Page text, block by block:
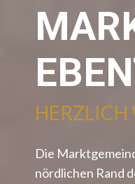
Die
nördlichen Rand